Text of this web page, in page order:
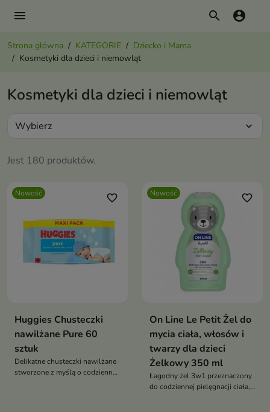
menu search account_circle
Strona główna KATEGORIE
Dziecko i Mama
Kosmetyki dla dzieci i niemowląt
Kosmetyki dla dzieci i niemowląt
Jest 180 produktów.
Wybierz expand_more
Nowość favorite_border
Huggies Chusteczki
nawilżane Pure 60
sztuk
Delikatne chusteczki nawilżane
stworzone z myślą o codziennej
Nowość favorite_border
On Line Le Petit Żel do
mycia ciała, włosów i
twarzy dla dzieci
Żelkowy 350 ml
Łagodny żel 3w1 przeznaczony
do codziennej pielęgnacji ciała,